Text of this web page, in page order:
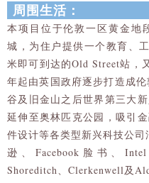
周围生活：
本项目位于伦敦一区黄金地
城，为住户提供一个教育、
米即可到达的Old Street站，
年起由英国政府逐步打造成
谷及旧金山之后世界第三大
延伸至奥林匹克公园，吸引
件设计等各类型新兴科技公
逊、Facebook脸书、
Shoreditch、Clerkenwell及